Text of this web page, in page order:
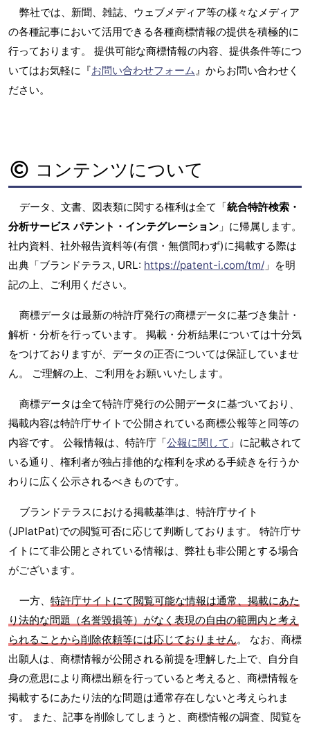
弊社では、新聞、雑誌、ウェブメディア等の様々なメディア
の各種記事において活用できる各種商標情報の提供を積極的に
行っております。 提供可能な商標情報の内容、提供条件等につ
いてはお気軽に『お問い合わせフォーム』からお問い合わせく
ださい。
コンテンツについて
データ、文書、図表類に関する権利は全て「統合特許検索・
分析サービス パテント・インテグレーション 」に帰属します。
社内資料、社外報告資料等(有償・無償問わず)に掲載する際は
出典「ブランドテラス, URL: https://patent-i.com/tm/ 」を明
記の上、ご利用ください。
商標データは最新の特許庁発行の商標データに基づき集計・
解析・分析を行っています。 掲載・分析結果については十分気
をつけておりますが、データの正否については保証していませ
ん。 ご理解の上、ご利用をお願いいたします。
商標データは全て特許庁発行の公開データに基づいており、
掲載内容は特許庁サイトで公開されている商標公報等と同等の
内容です。 公報情報は、特許庁「公報に関して 」に記載されて
いる通り、権利者が独占排他的な権利を求める手続きを行うか
わりに広く公示されるべきものです。
ブランドテラスにおける掲載基準は、特許庁サイト
(JPlatPat)での閲覧可否に応じて判断しております。 特許庁サ
イトにて非公開とされている情報は、弊社も非公開とする場合
がございます。
一方、 特許庁サイトにて閲覧可能な情報は通常、掲載にあた
り法的な問題（名誉毀損等）がなく表現の自由の範囲内と考え
られることから削除依頼等には応じておりません。 なお、商標
出願人は、商標情報が公開される前提を理解した上で、自分自
身の意思により商標出願を行っていると考えると、商標情報を
掲載するにあたり法的な問題は通常存在しないと考えられま
す。 また、記事を削除してしまうと、商標情報の調査、閲覧を